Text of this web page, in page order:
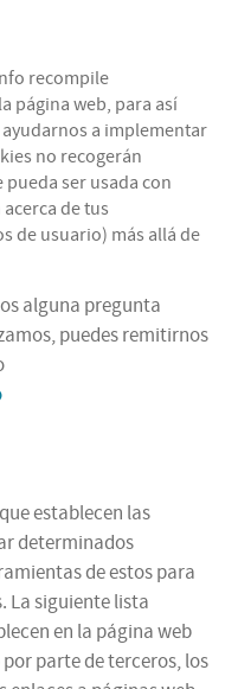
recompile
página web, para así
a implementar
no recogerán
ser usada con
de tus
de usuario) más allá de
alguna pregunta
puedes remitirnos
establecen las
determinados
de estos para
La siguiente lista
en la página web
parte de terceros, los